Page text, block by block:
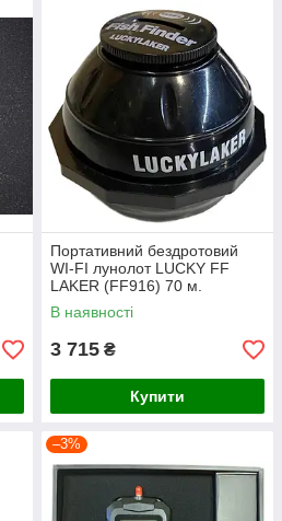
Портативний бездротовий
WI-FI лунолот LUCKY FF
LAKER (FF916) 70 м.
В наявності
3 715 ₴
Купити
–3%